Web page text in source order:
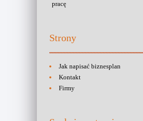
pracę
Strony
Jak napisać biznesplan
Kontakt
Firmy